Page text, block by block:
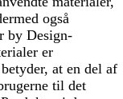
også
by Design-
er
at en del af
til det